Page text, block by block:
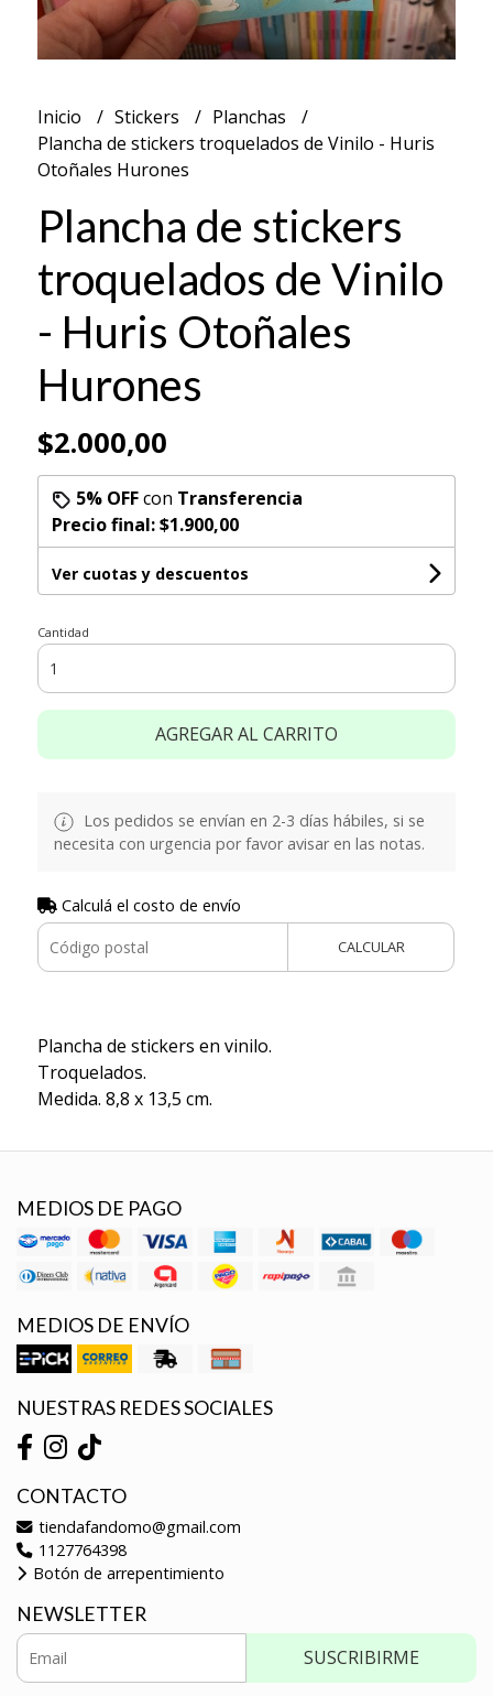
Inicio Stickers
Planchas
Plancha de stickers troquelados de Vinilo - Huris
Otoñales Hurones
Plancha de stickers
troquelados de Vinilo
- Huris Otoñales
Hurones
$2.000,00
5% OFFcon Transferencia
Precio final:$1.900,00
Ver cuotas y descuentos
Cantidad
AGREGAR AL CARRITO
Los pedidos se envían en 2-3 días hábiles, si se
necesita con urgencia por favor avisar en las notas.
Calculá el costo de envío
CALCULAR
Plancha de stickers en vinilo.
Troquelados.
Medida. 8,8 x 13,5 cm.
MEDIOS DE PAGO
MEDIOS DE ENVÍO
NUESTRAS REDES SOCIALES
CONTACTO
tiendafandomo@gmail.com
1127764398
Botón de arrepentimiento
NEWSLETTER
SUSCRIBIRME